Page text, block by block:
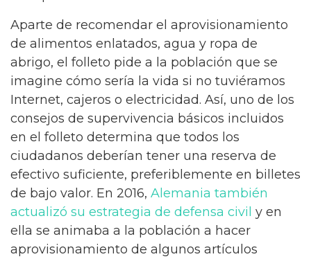
Aparte de recomendar el aprovisionamiento
de alimentos enlatados, agua y ropa de
abrigo, el folleto pide a la población que se
imagine cómo sería la vida si no tuviéramos
Internet, cajeros o electricidad. Así, uno de los
consejos de supervivencia básicos incluidos
en el folleto determina que todos los
ciudadanos deberían tener una reserva de
efectivo suficiente, preferiblemente en billetes
de bajo valor. En 2016, Alemania también
actualizó su estrategia de defensa civil y en
ella se animaba a la población a hacer
aprovisionamiento de algunos artículos